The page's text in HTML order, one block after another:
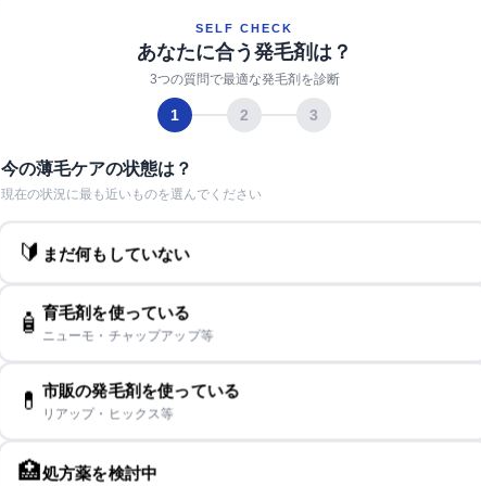
SELF CHECK
あなたに合う発毛剤は？
3つの質問で最適な発毛剤を診断
1 2 3
今の薄毛ケアの状態は？
現在の状況に最も近いものを選んでください
🔰 まだ何もしていない
🧴 育毛剤を使っている
ニューモ・チャップアップ等
💊 市販の発毛剤を使っている
リアップ・ヒックス等
🏥処方薬を検討中